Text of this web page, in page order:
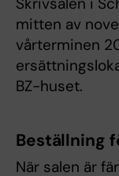
mitten av
vårterminen
BZ-huset.
Beställning
När salen är